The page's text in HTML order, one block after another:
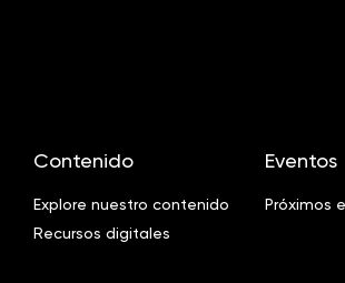
Contenido
Explore nuestro contenido
Recursos digitales
Eventos
Próximos